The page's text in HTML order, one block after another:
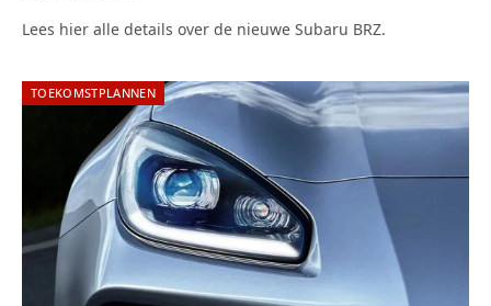
Lees hier alle details over de nieuwe Subaru BRZ.
TOEKOMSTPLANNEN